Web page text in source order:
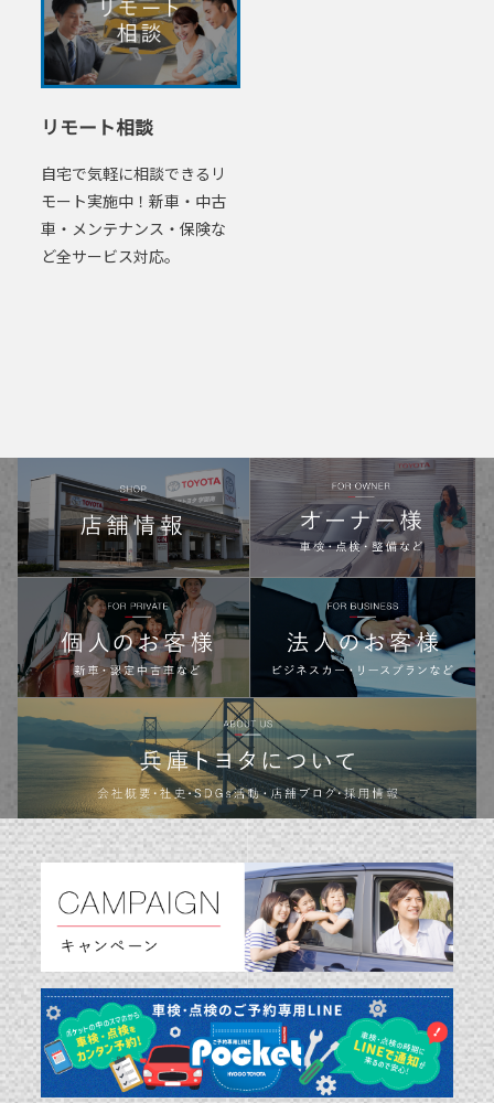
リモート相談
自宅で気軽に相談できるリ
モート実施中！新車・中古
車・メンテナンス・保険な
ど全サービス対応。